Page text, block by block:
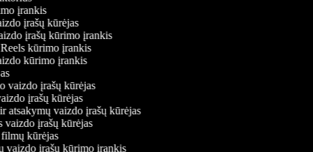
įrankis
įrašų kūrėjas
įrašų kūrimo įrankis
Reels kūrimo įrankis
kūrimo įrankis
vaizdo įrašų kūrėjas
įrašų kūrėjas
atsakymų vaizdo įrašų kūrėjas
vaizdo įrašų kūrėjas
filmų kūrėjas
vaizdo įrašų kūrimo įrankis